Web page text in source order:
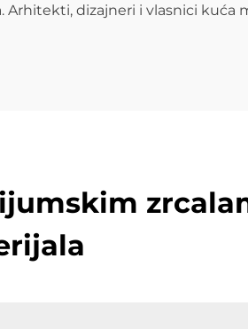
dizajneri i vlasnici kuća